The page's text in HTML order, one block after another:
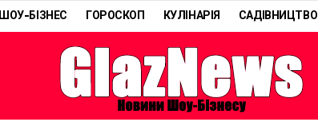
ШОУ-БІЗНЕС ГОРОСКОП КУЛІНАРІЯ САДІВНИЦТВО